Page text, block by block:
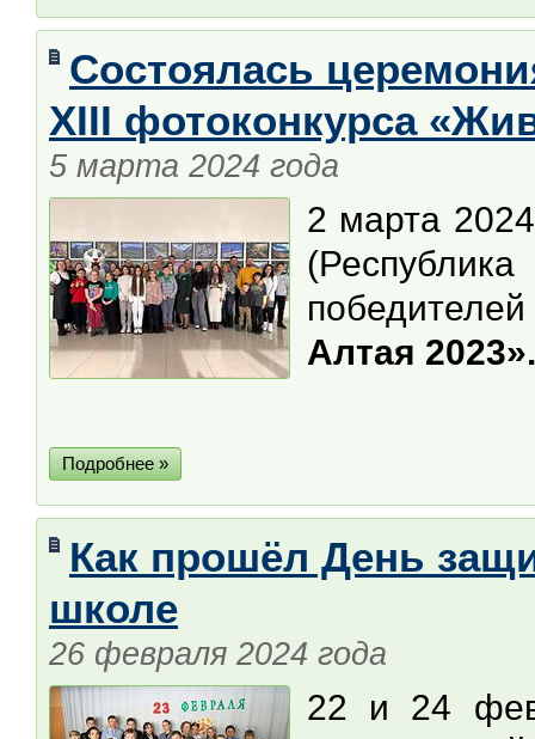
Состоялась
XIII фотоконкурса
5 марта 2024 года
2 марта
Алтая 2023».
Подробнее »
Как прошёл День
школе
26 февраля 2024 года
22 и 24